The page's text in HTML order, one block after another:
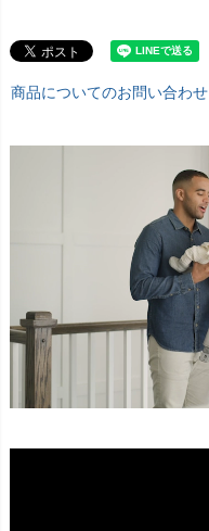
商品についてのお問い合わせ